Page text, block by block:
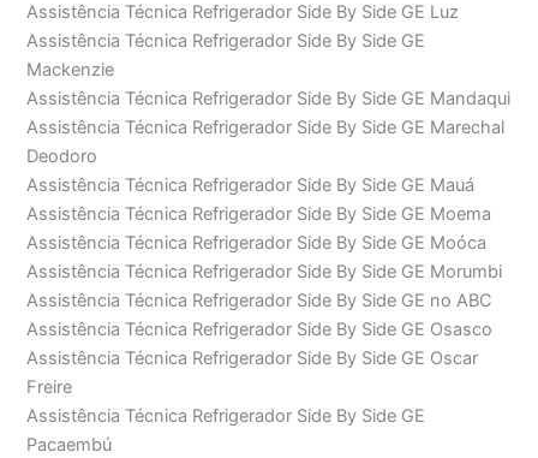
Assistência Técnica Refrigerador Side By Side GE Luz
Assistência Técnica Refrigerador Side By Side GE
Mackenzie
Assistência Técnica Refrigerador Side By Side GE Mandaqui
Assistência Técnica Refrigerador Side By Side GE Marechal
Deodoro
Assistência Técnica Refrigerador Side By Side GE Mauá
Assistência Técnica Refrigerador Side By Side GE Moema
Assistência Técnica Refrigerador Side By Side GE Moóca
Assistência Técnica Refrigerador Side By Side GE Morumbi
Assistência Técnica Refrigerador Side By Side GE no ABC
Assistência Técnica Refrigerador Side By Side GE Osasco
Assistência Técnica Refrigerador Side By Side GE Oscar
Freire
Assistência Técnica Refrigerador Side By Side GE
Pacaembú